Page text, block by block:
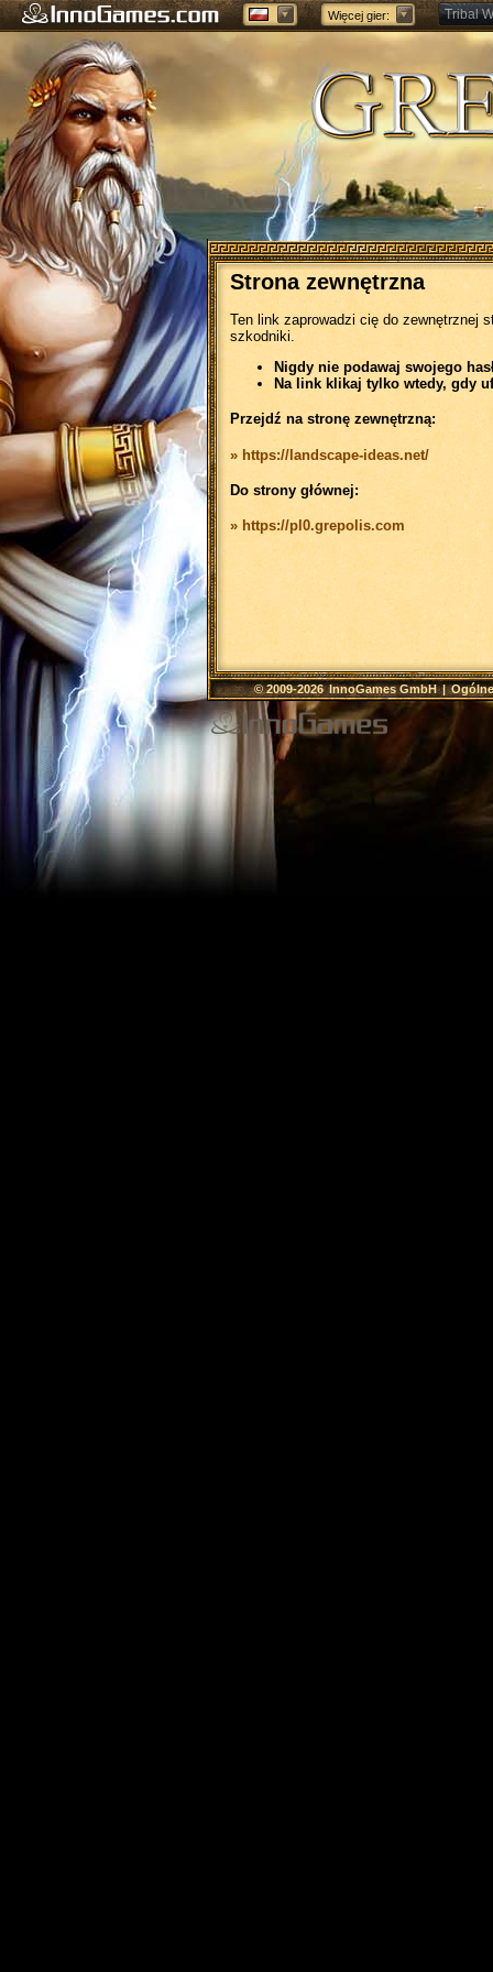
Więcej gier: Tribal
Forge
Strona zewnętrzna
Ten link zaprowadzi cię do zewnętrznej
szkodniki.
Nigdy nie podawaj swojego
Na link klikaj tylko wtedy, gdy
Przejdź na stronę zewnętrzną:
» https://landscape-ideas.net/
Do strony głównej:
» https://pl0.grepolis.com
© 2009-2026InnoGames GmbH|